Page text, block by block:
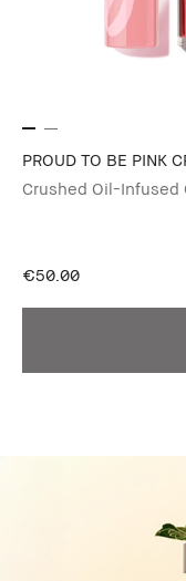
PROUD TO BE PINK
Crushed Oil-Infused
€50.00